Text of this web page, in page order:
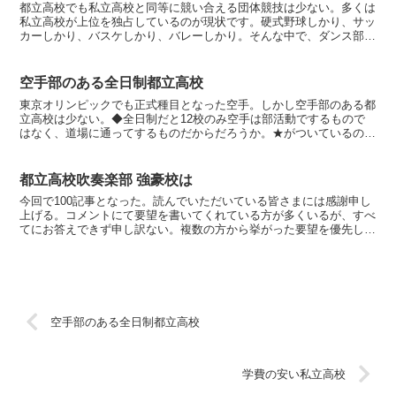
都立高校でも私立高校と同等に競い合える団体競技は少ない。多くは
私立高校が上位を独占しているのが現状です。硬式野球しかり、サッ
カーしかり、バスケしかり、バレーしかり。そんな中で、ダンス部は
空手部のある全日制都立高校
東京オリンピックでも正式種目となった空手。しかし空手部のある都
立高校は少ない。◆全日制だと12校のみ空手は部活動でするもので
はなく、道場に通ってするものだからだろうか。★がついているのは
都立高校吹奏楽部 強豪校は
今回で100記事となった。読んでいただいている皆さまには感謝申し
上げる。コメントにて要望を書いてくれている方が多くいるが、すべ
てにお答えできず申し訳ない。複数の方から挙がった要望を優先して
空手部のある全日制都立高校
学費の安い私立高校